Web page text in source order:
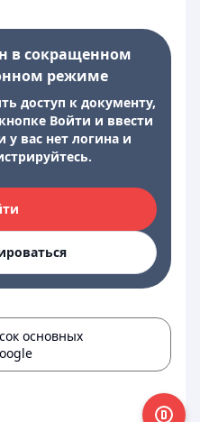
в сокращенном
режиме
доступ к документу,
Войти и ввести
у вас нет логина и
основных